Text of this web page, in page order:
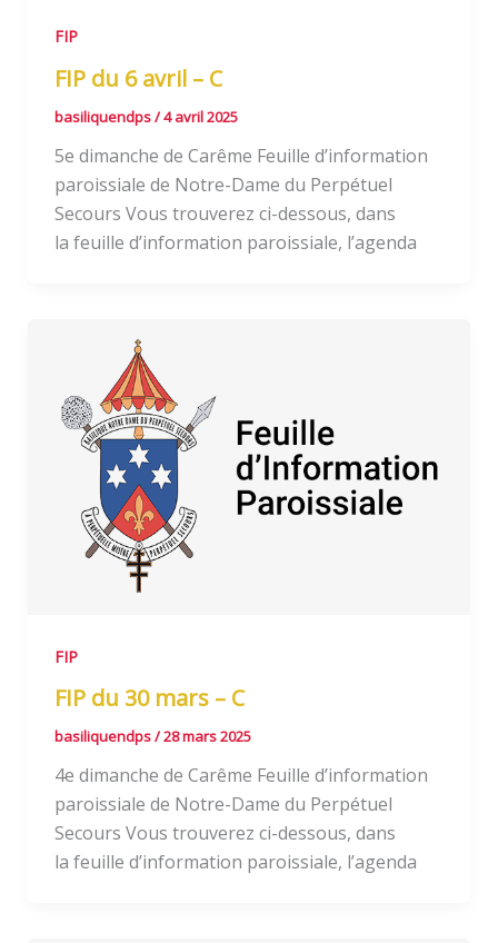
FIP
FIP du 6 avril – C
basiliquendps/4 avril 2025
5e dimanche de Carême Feuille d’information
paroissiale de Notre-Dame du Perpétuel
Secours Vous trouverez ci-dessous, dans
la feuille d’information paroissiale, l’agenda
FIP
FIP du 30 mars – C
basiliquendps/28 mars 2025
4e dimanche de Carême Feuille d’information
paroissiale de Notre-Dame du Perpétuel
Secours Vous trouverez ci-dessous, dans
la feuille d’information paroissiale, l’agenda